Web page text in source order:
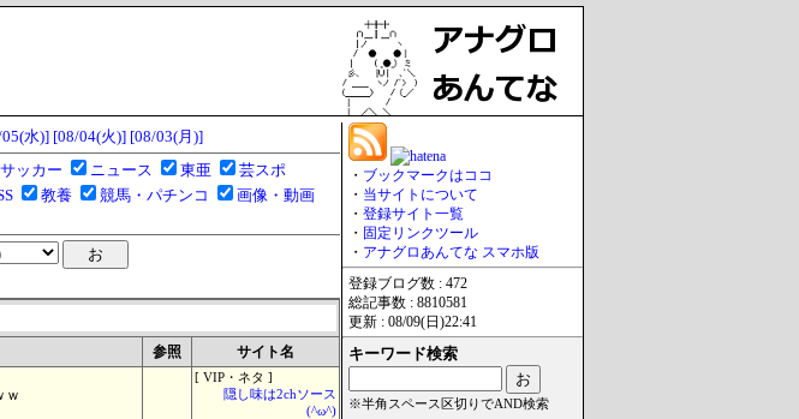
水)] [08/04(火)] [08/03(月)]
サッカー ニュース 東亜
芸スポ
教養 競馬・パチンコ
画像・動画
参照
サイト名
ｗ
[ VIP・ネタ ]
隠し味は2chソース
(^ω^)
・ ブックマークはココ
・ 当サイトについて
・ 登録サイト一覧
・ 固定リンクツール
・ アナグロあんてな スマホ版
登録ブログ数 : 472
総記事数 : 8810581
更新 : 08/09(日)22:41
キーワード検索
※半角スペース区切りでAND検索